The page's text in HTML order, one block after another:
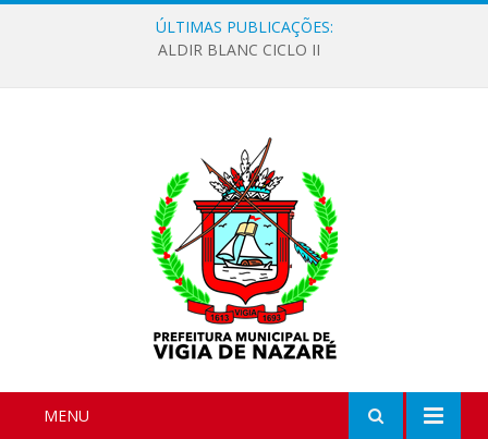
ÚLTIMAS PUBLICAÇÕES:
ALDIR BLANC CICLO II
MENU